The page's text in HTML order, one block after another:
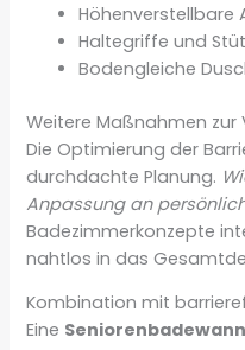
Höhenverstellbare
Haltegriffe und
Bodengleiche
Weitere Maßnahmen zur
Die Optimierung der
durchdachte Planung.
Anpassung an
Badezimmerkonzepte
nahtlos in das
Kombination mit
Eine